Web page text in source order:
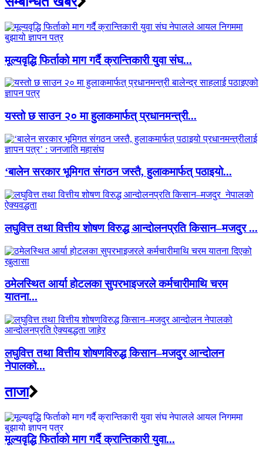
मूल्यवृद्धि फिर्ताको माग गर्दै क्रान्तिकारी युवा संघ...
यस्तो छ साउन २० मा हुलाकमार्फत् प्रधानमन्त्री...
‘बालेन सरकार भूमिगत संगठन जस्तै, हुलाकमार्फत् पठाइयो...
लघुवित्त तथा वित्तीय शोषण विरुद्ध आन्दोलनप्रति किसान–मजदुर ...
ठमेलस्थित आर्या होटलका सुपरभाइजरले कर्मचारीमाथि चरम
यातना...
लघुवित्त तथा वित्तीय शोषणविरुद्ध किसान–मजदुर आन्दोलन
नेपालको...
ताजा
मूल्यवृद्धि फिर्ताको माग गर्दै क्रान्तिकारी युवा...